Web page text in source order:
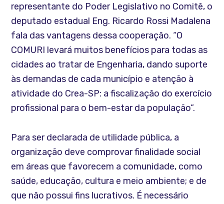
representante do Poder Legislativo no Comitê, o
deputado estadual Eng. Ricardo Rossi Madalena
fala das vantagens dessa cooperação. “O
COMURI levará muitos benefícios para todas as
cidades ao tratar de Engenharia, dando suporte
às demandas de cada município e atenção à
atividade do Crea-SP: a fiscalização do exercício
profissional para o bem-estar da população”.
Para ser declarada de utilidade pública, a
organização deve comprovar finalidade social
em áreas que favorecem a comunidade, como
saúde, educação, cultura e meio ambiente; e de
que não possui fins lucrativos. É necessário